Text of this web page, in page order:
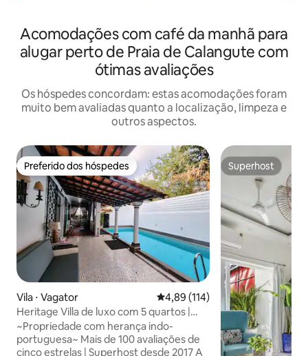
Acomodações com café da manhã para
alugar perto de Praia de Calangute com
ótimas avaliações
Os hóspedes concordam: estas acomodações foram
muito bem avaliadas quanto a localização, limpeza e
outros aspectos.
Preferido dos hóspedes
Preferido dos hóspedes
Vila ⋅ Vagator 4,89 de uma avaliação média de
4,89 (114)
Heritage Villa de luxo com 5 quartos |
Piscina privativa | Assagao
~Propriedade com herança indo-
portuguesa~ Mais de 100 avaliações de
cinco estrelas | Superhost desde 2017 A
Superhost
Superhost